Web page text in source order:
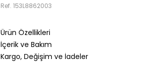
Ref. 153L8862003
Ürün Özellikleri
İçerik ve Bakım
Kargo, Değişim ve İadeler